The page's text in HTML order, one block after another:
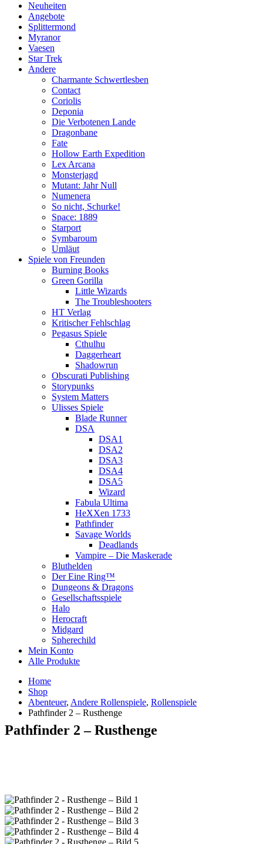
Neuheiten
Angebote
Splittermond
Myranor
Vaesen
Star Trek
Andere
Charmante Schwertlesben
Contact
Coriolis
Deponia
Die Verbotenen Lande
Dragonbane
Fate
Hollow Earth Expedition
Lex Arcana
Monsterjagd
Mutant: Jahr Null
Numenera
So nicht, Schurke!
Space: 1889
Starport
Symbaroum
Umläut
Spiele von Freunden
Burning Books
Green Gorilla
Little Wizards
The Troubleshooters
HT Verlag
Kritischer Fehlschlag
Pegasus Spiele
Cthulhu
Daggerheart
Shadowrun
Obscurati Publishing
Storypunks
System Matters
Ulisses Spiele
Blade Runner
DSA
DSA1
DSA2
DSA3
DSA4
DSA5
Wizard
Fabula Ultima
HeXXen 1733
Pathfinder
Savage Worlds
Deadlands
Vampire – Die Maskerade
Bluthelden
Der Eine Ring™
Dungeons & Dragons
Gesellschaftsspiele
Halo
Herocraft
Midgard
Spherechild
Mein Konto
Alle Produkte
Home
Shop
Abenteuer, Andere Rollenspiele, Rollenspiele
Pathfinder 2 – Rusthenge
Pathfinder 2 – Rusthenge